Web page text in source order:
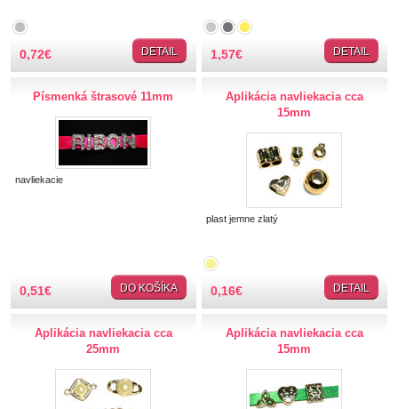
TIPY NA DARČEKY
Aplikácie
Kovové, plastové
Prerážacie
Kvetinky
Taftové skladané
Tyl, satén, monofil
Semišové, háčkované
0,72€ DETAIL 1,57€ DETAIL
Písmenká štrasové 11mm
navliekacie
0,51€ DO KOŠÍKA
Aplikácia navliekacia cca
15mm
plast jemne zlatý
0,16€ DETAIL
Aplikácia navliekacia cca
25mm
Aplikácia navliekacia cca
15mm